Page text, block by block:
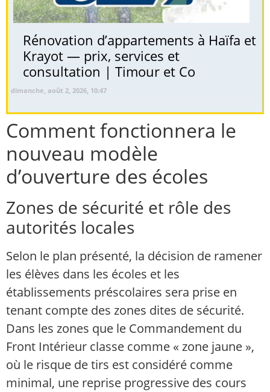
Rénovation d’appartements à Haïfa et
Krayot — prix, services et
consultation | Timour et Co
dimanche, août 2, 2026, 10:47
Comment fonctionnera le
nouveau modèle
d’ouverture des écoles
Zones de sécurité et rôle des
autorités locales
Selon le plan présenté, la décision de ramener
les élèves dans les écoles et les
établissements préscolaires sera prise en
tenant compte des zones dites de sécurité.
Dans les zones que le Commandement du
Front Intérieur classe comme « zone jaune »,
où le risque de tirs est considéré comme
minimal, une reprise progressive des cours